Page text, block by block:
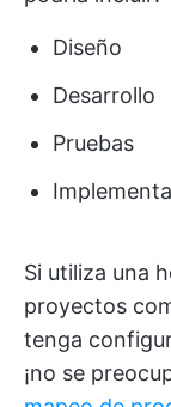
Diseño
Desarrollo
Pruebas
Si utiliza una
proyectos
tenga
¡no se